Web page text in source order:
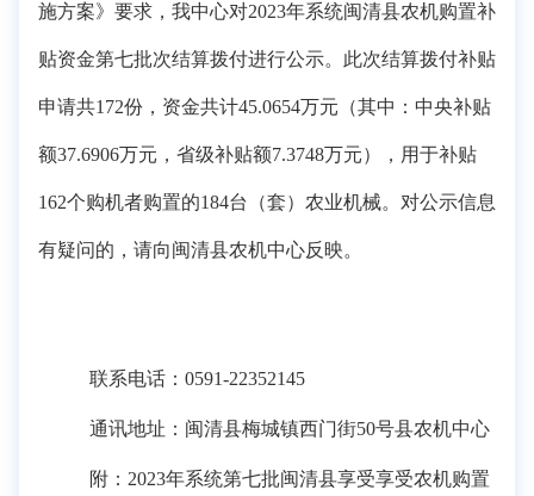
施方案》 要求， 我中心对2023年系统闽清县农机购置补
贴资金第七批次结算拨付进行公示。此次结算拨付补贴
申请共172份， 资金共计45.0654万元（其中：中央补贴
额37.6906万元，省级补贴额7.3748万元），用于补贴
162个购机者购置的184台（套）农业机械。对公示信息
有疑问的，请向闽清县农机中心反映。
联系电话： 0591-22352145
通讯地址：闽清县梅城镇西门街50号县农机中心
附： 2023年系统第七批闽清县享受享受农机购置